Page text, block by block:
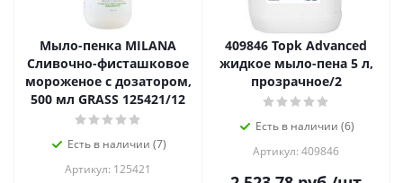
Мыло-пенка MILANA
Сливочно-фисташковое
мороженое с дозатором,
500 мл GRASS 125421/12
Есть в наличии (7)
Артикул: 125421
409846 Toрk Advanced
жидкое мыло-пена 5 л,
прозрачное/2
Есть в наличии (6)
Артикул: 409846